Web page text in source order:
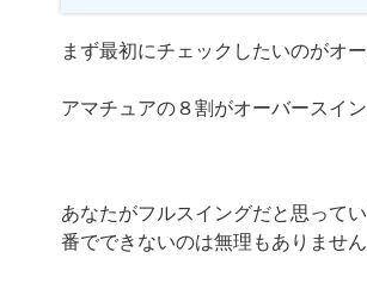
まず最初にチェックしたいのがオ
アマチュアの８割がオーバースイ
あなたがフルスイングだと思って
番でできないのは無理もありません